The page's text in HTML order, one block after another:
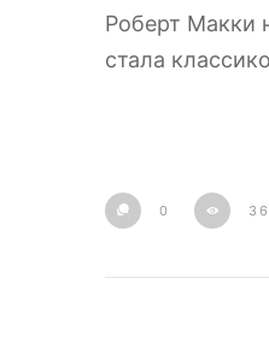
Роберт Макки
стала
0